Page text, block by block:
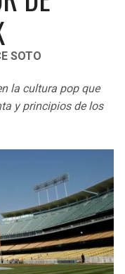
SOTO
la cultura pop que
y principios de los